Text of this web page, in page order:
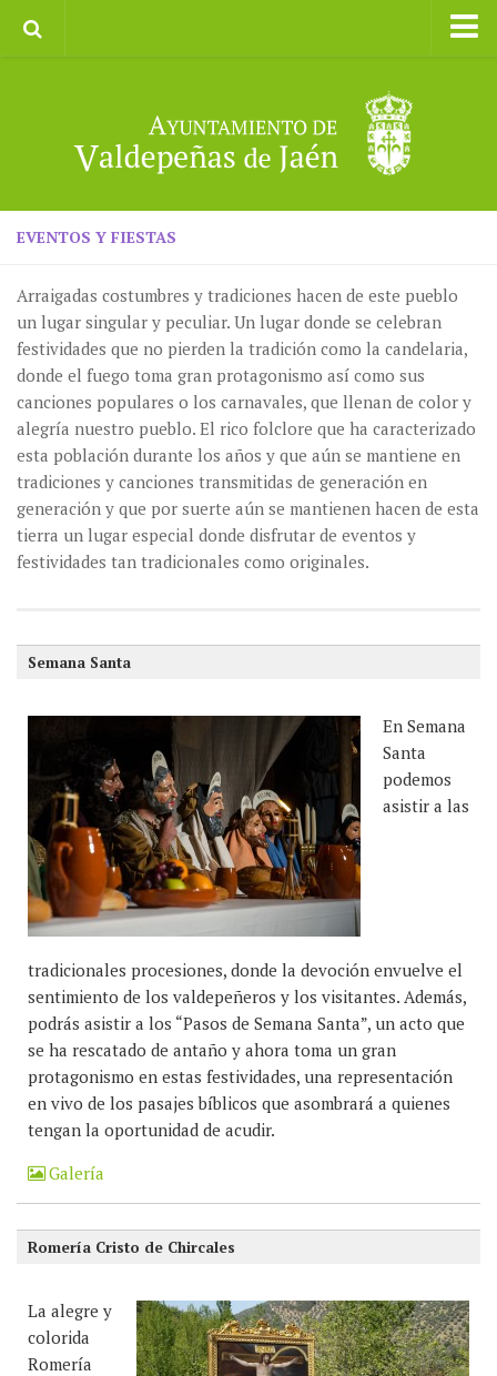
II CXM ROMPEALBARCAS 2023
EVENTOS Y FIESTAS
Arraigadas costumbres y tradiciones hacen de este pueblo
un lugar singular y peculiar. Un lugar donde se celebran
festividades que no pierden la tradición como la candelaria,
donde el fuego toma gran protagonismo así como sus
canciones populares o los carnavales, que llenan de color y
alegría nuestro pueblo. El rico folclore que ha caracterizado
esta población durante los años y que aún se mantiene en
tradiciones y canciones transmitidas de generación en
generación y que por suerte aún se mantienen hacen de esta
tierra un lugar especial donde disfrutar de eventos y
festividades tan tradicionales como originales.
Semana Santa
En Semana
Santa
podemos
asistir a las
tradicionales procesiones, donde la devoción envuelve el
sentimiento de los valdepeñeros y los visitantes. Además,
podrás asistir a los “Pasos de Semana Santa”, un acto que
se ha rescatado de antaño y ahora toma un gran
protagonismo en estas festividades, una representación
en vivo de los pasajes bíblicos que asombrará a quienes
tengan la oportunidad de acudir.
Galería
Romería Cristo de Chircales
La alegre y
colorida
Romería